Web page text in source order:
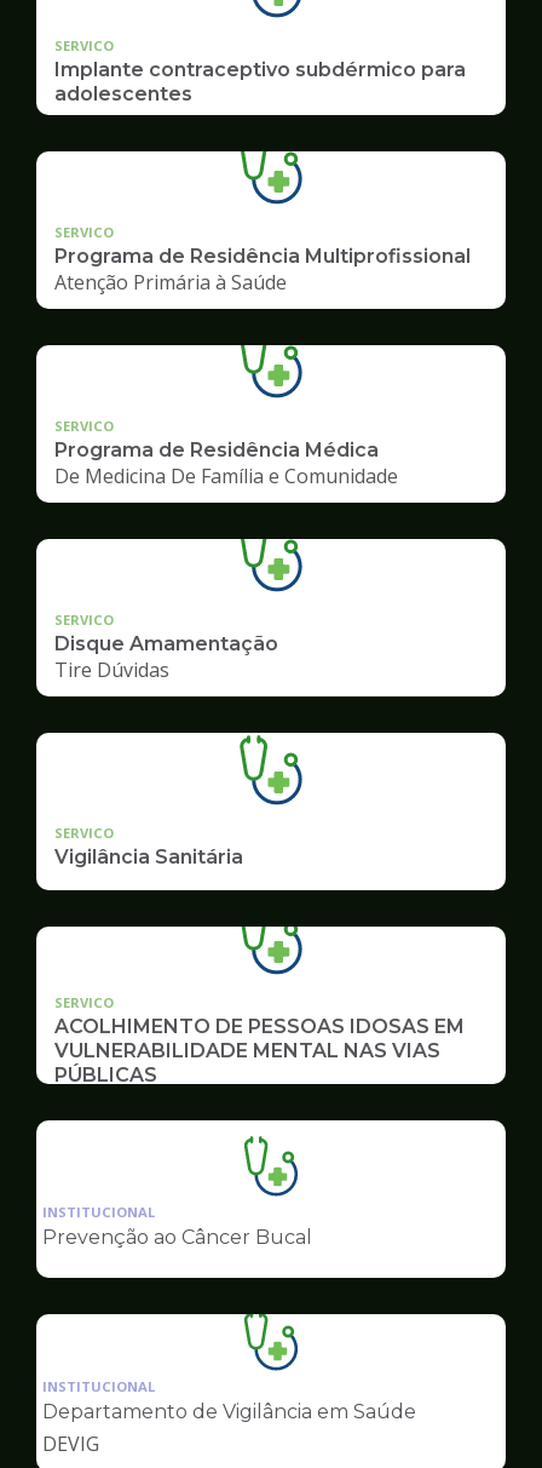
SERVICO
Implante contraceptivo subdérmico para
adolescentes
SERVICO
Programa de Residência Multiprofissional
Atenção Primária à Saúde
SERVICO
Programa de Residência Médica
De Medicina De Família e Comunidade
SERVICO
Disque Amamentação
Tire Dúvidas
SERVICO
Vigilância Sanitária
SERVICO
ACOLHIMENTO DE PESSOAS IDOSAS EM
VULNERABILIDADE MENTAL NAS VIAS
PÚBLICAS
Ilustração
da
pagina
Saúde
INSTITUCIONAL
Prevenção ao Câncer Bucal
Ilustração
da
pagina
INSTITUCIONAL
Departamento de Vigilância em Saúde
DEVIG